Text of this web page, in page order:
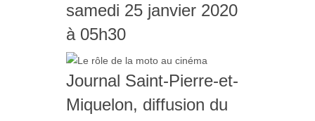
samedi 25 janvier 2020
à 05h30
Journal Saint-Pierre-et-
Miquelon, diffusion du